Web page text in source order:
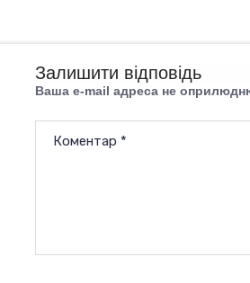
Залишити відповідь
Ваша e-mail адреса не
Коментар *